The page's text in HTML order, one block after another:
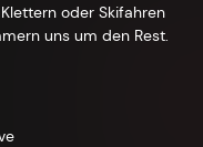
oder Skifahren
uns um den Rest.